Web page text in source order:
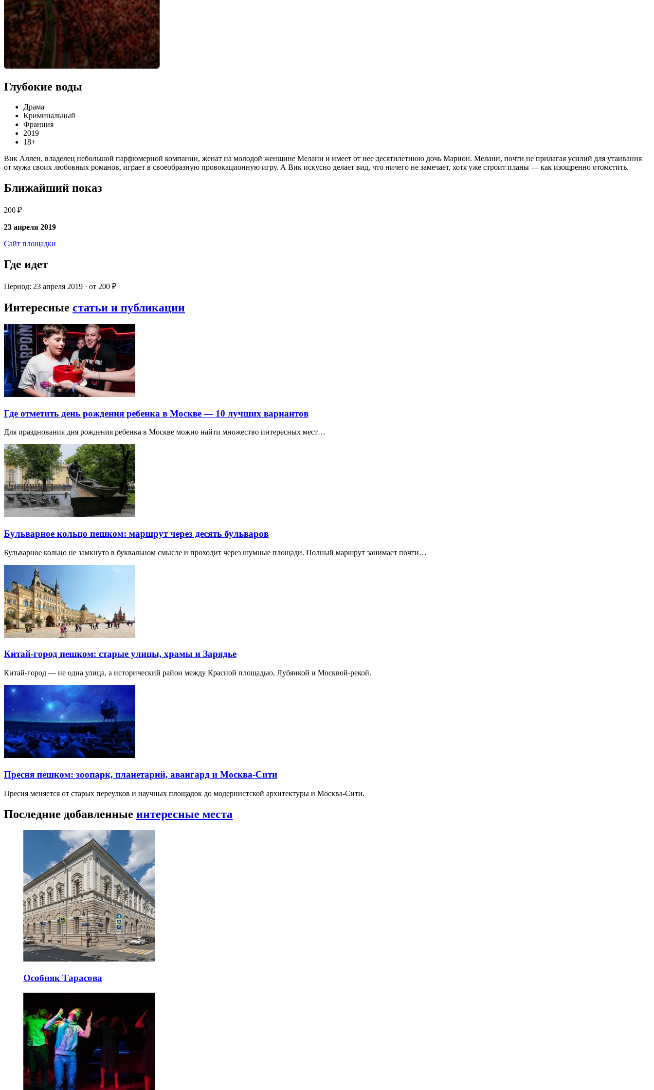
Глубокие воды
Драма
Криминальный
Франция
2019
18+
Вик Аллен, владелец небольшой парфюмерной компании, женат на молодой женщине Мелани и имеет от нее десятилетнюю дочь Марион. Мелани, почти не прилагая усилий для утаивания
от мужа своих любовных романов, играет в своеобразную провокационную игру. А Вик искусно делает вид, что ничего не замечает, хотя уже строит планы — как изощренно отомстить.
Ближайший показ
200 ₽
23 апреля 2019
Сайт площадки
Где идет
Период: 23 апреля 2019 · от 200 ₽
Интересные статьи и публикации
Где отметить день рождения ребенка в Москве — 10 лучших вариантов
Для празднования дня рождения ребенка в Москве можно найти множество интересных мест…
Бульварное кольцо пешком: маршрут через десять бульваров
Бульварное кольцо не замкнуто в буквальном смысле и проходит через шумные площади. Полный маршрут занимает почти…
Китай-город пешком: старые улицы, храмы и Зарядье
Китай-город — не одна улица, а исторический район между Красной площадью, Лубянкой и Москвой-рекой.
Пресня пешком: зоопарк, планетарий, авангард и Москва-Сити
Пресня меняется от старых переулков и научных площадок до модернистской архитектуры и Москва-Сити.
Последние добавленные интересные места
Особняк Тарасова